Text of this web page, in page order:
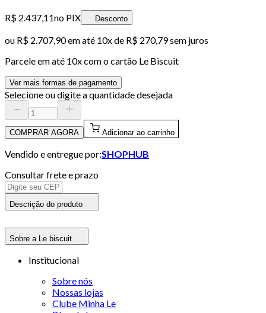
R$ 2.437,11no PIX Desconto
ou R$ 2.707,90em até 10x de R$ 270,79 sem juros
Parcele em até 10x com o cartão Le Biscuit
Ver mais formas de pagamento
Selecione ou digite a quantidade desejada
COMPRAR AGORA Adicionar ao carrinho
Vendido e entregue por:SHOPHUB
Consultar frete e prazo
Descrição do produto
Sobre a Le biscuit
Institucional
Sobre nós
Nossas lojas
Clube Minha Le